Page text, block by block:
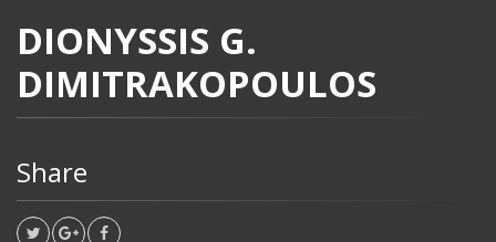
DIONYSSIS G.
DIMITRAKOPOULOS
Share